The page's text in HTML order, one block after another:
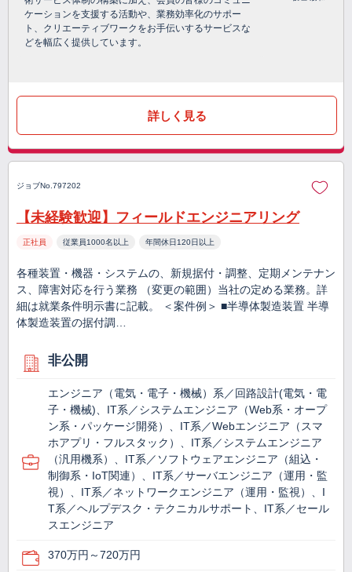
ケーションを支援する活動や、業務効率化のサポー
ト、クリエーティブワークをお手伝いするサービスな
どを幅広く提供しています。
詳しく見る
ジョブNo.797202
【未経験歓迎】フィールドエンジニアリング
正社員 従業員1000名以上 年間休日120日以上
各種装置・機器・システムの、新規据付・調整、定期メンテナン
ス、障害対応を行う業務 （変更の範囲）当社の定める業務。詳
細は就業条件明示書に記載。 ＜案件例＞ ■半導体製造装置 半導
体製造装置の据付調…
非公開
エンジニア（電気・電子・機械）系／回路設計(電気・電
子・機械)、IT系／システムエンジニア（Web系・オープ
ン系・パッケージ開発）、IT系／Webエンジニア（スマ
ホアプリ・フルスタック）、IT系／システムエンジニア
（汎用機系）、IT系／ソフトウェアエンジニア（組込・
制御系・IoT関連）、IT系／サーバエンジニア（運用・監
視）、IT系／ネットワークエンジニア（運用・監視）、I
T系／ヘルプデスク・テクニカルサポート、IT系／セール
スエンジニア
370万円～720万円